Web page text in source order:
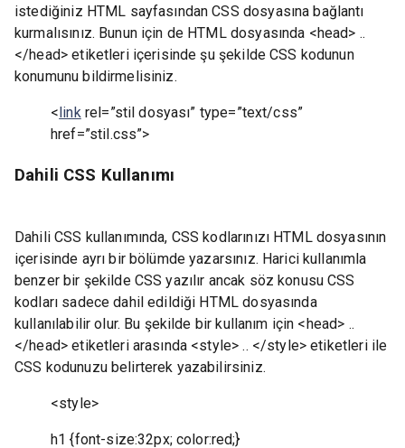
istediğiniz HTML sayfasından CSS dosyasına bağlantı
kurmalısınız. Bunun için de HTML dosyasında <head> ..
</head> etiketleri içerisinde şu şekilde CSS kodunun
konumunu bildirmelisiniz.
<linkrel=”stil dosyası” type=”text/css”
href=”stil.css”>
Dahili CSS Kullanımı
Dahili CSS kullanımında, CSS kodlarınızı HTML dosyasının
içerisinde ayrı bir bölümde yazarsınız. Harici kullanımla
benzer bir şekilde CSS yazılır ancak söz konusu CSS
kodları sadece dahil edildiği HTML dosyasında
kullanılabilir olur. Bu şekilde bir kullanım için <head> ..
</head> etiketleri arasında <style> .. </style> etiketleri ile
CSS kodunuzu belirterek yazabilirsiniz.
<style>
h1 {font-size:32px; color:red;}